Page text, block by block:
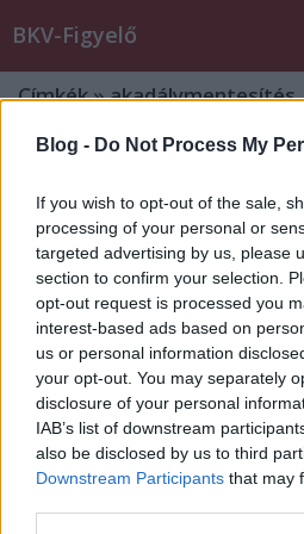
Blog - Do Not Process My
If you wish to opt-out of the sale,
processing of your personal or
targeted advertising by us, please
section to confirm your selection.
opt-out request is processed you
interest-based ads based on
us or personal information
your opt-out. You may separately
disclosure of your personal
IAB’s list of downstream
also be disclosed by us to third
Downstream Participants that may
BKV-Figyelő
Címkék»akadálymentesítés
Hogyan szálljunk le
rekedt HÉV-ről?
Király Dávid•2015. február 16.
Az idősebb vagy nehezebben
a megállókban sem könnyű a
le- vagy felkapaszkodni, a
annyira magasak. Ha a
megállóig, a le- és felszállás
képességeket igényel. Erre…